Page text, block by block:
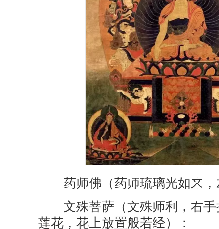
药师佛（药师琉璃光如来，
文殊菩萨（文殊师利，右手
莲花，花上放置般若经）：